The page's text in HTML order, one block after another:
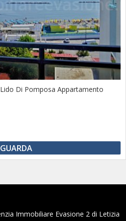
Di Pomposa Appartamento
GUARDA
Immobiliare Evasione 2 di Letizia